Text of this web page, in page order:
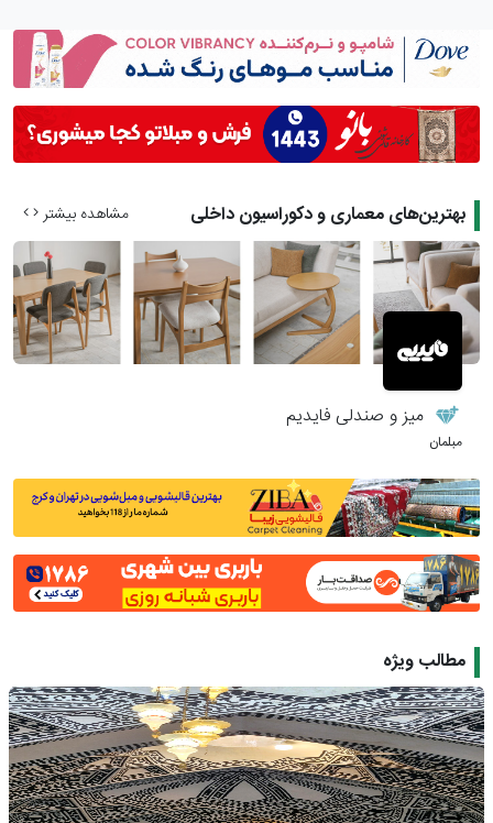
بهترین‌های معماری و دکوراسیون داخلی مشاهده بیشتر
میز و صندلی فایدیم
مبلمان
مطالب ویژه